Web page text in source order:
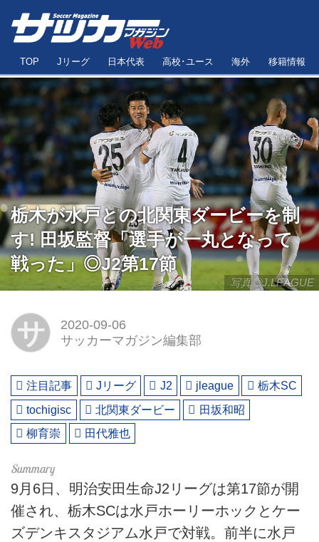
TOP Jリーグ 日本代表 高校･ユース 海外 移籍情報
写真◎J.LEAGUE
栃木が水戸との北関東ダービーを制
す! 田坂監督「選手が一丸となって
戦った」◎J2第17節
サ
2020-09-06
サッカーマガジン編集部
注目記事 Jリーグ J2 jleague
栃木SC
tochigisc
北関東ダービー
田坂和昭
柳育崇
田代雅也
9月6日、明治安田生命J2リーグは第17節が開
催され、栃木SCは水戸ホーリーホックとケー
ズデンキスタジアム水戸で対戦。前半に水戸